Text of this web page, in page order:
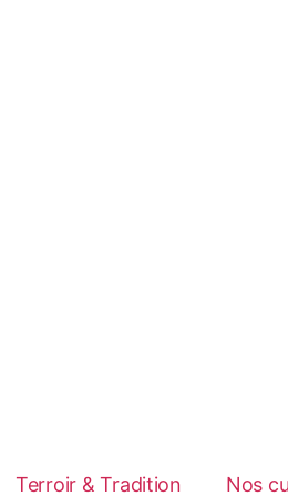
Terroir & Tradition Nos